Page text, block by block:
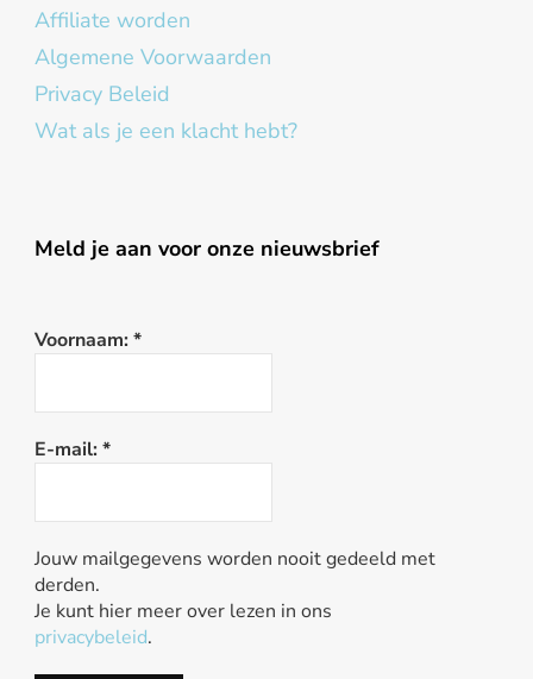
Affiliate worden
Algemene Voorwaarden
Privacy Beleid
Wat als je een klacht hebt?
Meld je aan voor onze nieuwsbrief
Voornaam: *
E-mail: *
Jouw mailgegevens worden nooit gedeeld met
derden.
Je kunt hier meer over lezen in ons
privacybeleid.